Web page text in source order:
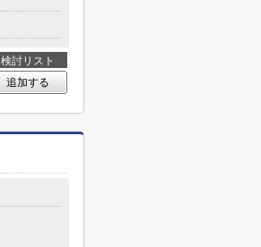
検討リスト
追加する